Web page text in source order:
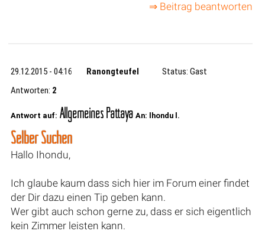
⇒ Beitrag beantworten
29.12.2015 - 04:16 Ranongteufel
Status: Gast
Antworten: 2
Antwort auf: Allgemeines Pattaya An: lhondu l.
Selber Suchen
Hallo Ihondu,
Ich glaube kaum dass sich hier im Forum einer findet
der Dir dazu einen Tip geben kann.
Wer gibt auch schon gerne zu, dass er sich eigentlich
kein Zimmer leisten kann.